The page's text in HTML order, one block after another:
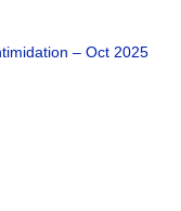
– Oct 2025